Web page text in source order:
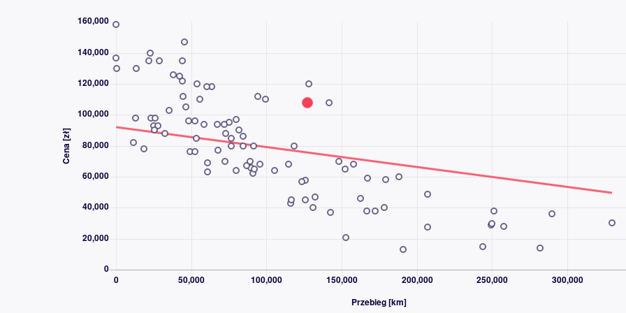
Bezkluczowe zapalanie auta, Czujnik martwego pola, System stabilizacji toru jazdy, kierownica
wielofunkcyjna, Nawigacja, Czujniki parkowania prz. i tył, El. otwierany bagażnik, WSP.
lopatki do zmiany biegow pod kierownica, Elektryczne szyby, Kamera cofania, relingi dachowe,
deszczu, Stop Start systém, Rozpoznawanie znaków drogowych, Stereo, Kolo zapasowe, kontrola
v pneumatikách, przciemniane szyby, Połączenie USB (audio), Gniazdo USB-C, System sterowania
głosem , Virtual cockpit, \r\n\r\n
DZWOŃ CODZIENNIE OD 8:00 DO 21:00 - NAWET W WEEKENDY I ŚWIĘTA
AAA AUTO to jedna z największych i najbardziej doświadczonych sieci sprzedaży samochodów
używanych w Europie Środkowej. Od ponad 30 lat pomagamy klientom bezpiecznie kupować i
sprzedawać samochody, a z naszych usług skorzystały już miliony klientów.